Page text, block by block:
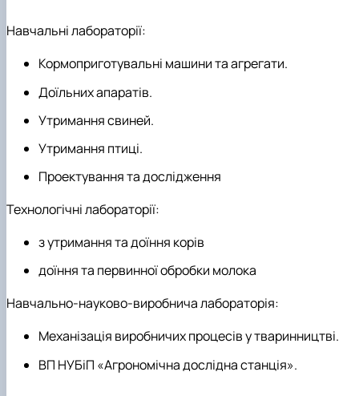
технологіях»
Навчальні лабораторії:
Кормоприготувальні машини та агрегати.
Доїльних апаратів.
Утримання свиней.
Утримання птиці.
Проектування та дослідження
Технологічні лабораторії:
з утримання та доїння корів
доїння та первинної обробки молока
Навчально-науково-виробнича лабораторія:
Механізація виробничих процесів у тваринництві.
ВП НУБіП «Агрономічна дослідна станція».